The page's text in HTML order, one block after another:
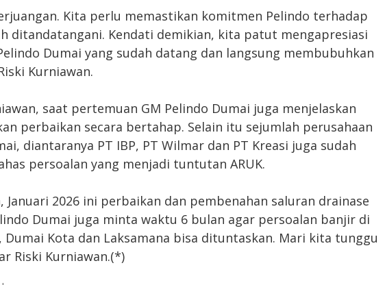
Kita perlu memastikan komitmen Pelindo terhadap
ditandatangani. Kendati demikian, kita patut mengapresiasi
Dumai yang sudah datang dan langsung membubuhkan
Kurniawan.
saat pertemuan GM Pelindo Dumai juga menjelaskan
perbaikan secara bertahap. Selain itu sejumlah perusahaan
diantaranya PT IBP, PT Wilmar dan PT Kreasi juga sudah
persoalan yang menjadi tuntutan ARUK.
Januari 2026 ini perbaikan dan pembenahan saluran drainase
Dumai juga minta waktu 6 bulan agar persoalan banjir di
Dumai Kota dan Laksamana bisa dituntaskan. Mari kita tunggu
Riski Kurniawan.(*)